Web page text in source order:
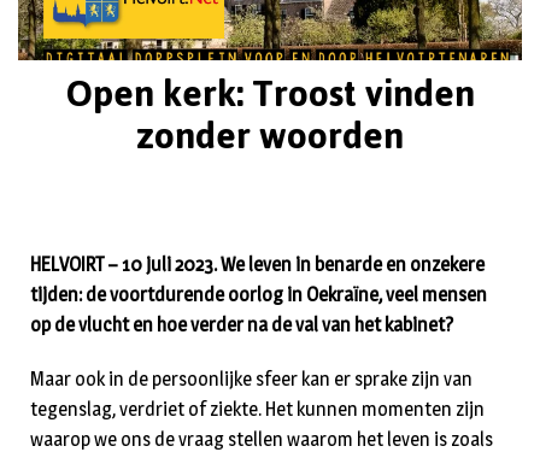
Open kerk: Troost vinden
zonder woorden
HELVOIRT – 10 juli 2023. We leven in benarde en onzekere
tijden: de voortdurende oorlog in Oekraïne, veel mensen
op de vlucht en hoe verder na de val van het kabinet?
Maar ook in de persoonlijke sfeer kan er sprake zijn van
tegenslag, verdriet of ziekte. Het kunnen momenten zijn
waarop we ons de vraag stellen waarom het leven is zoals